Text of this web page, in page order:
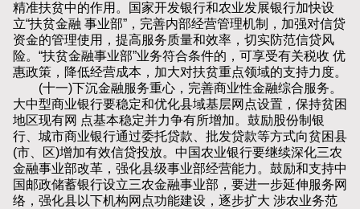
精准扶贫中的作用。国家开发银行和农业发展银行加快设
立“扶贫金融 事业部”，完善内部经营管理机制，加强对信贷
资金的管理使用，提高服务质量和效率，切实防范信贷风
险。“扶贫金融事业部”业务符合条件的，可享受有关税收 优
惠政策，降低经营成本，加大对扶贫重点领域的支持力度。
(十一)下沉金融服务重心，完善商业性金融综合服务。
大中型商业银行要稳定和优化县域基层网点设置，保持贫困
地区现有网 点基本稳定并力争有所增加。鼓励股份制银
行、城市商业银行通过委托贷款、批发贷款等方式向贫困县
(市、区)增加有效信贷投放。中国农业银行要继续深化三农
金融事业部改革，强化县级事业部经营能力。鼓励和支持中
国邮政储蓄银行设立三农金融事业部，要进一步延伸服务网
络，强化县以下机构网点功能建设，逐步扩大 涉农业务范